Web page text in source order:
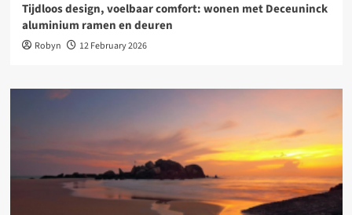
Tijdloos design, voelbaar comfort: wonen met Deceuninck
aluminium ramen en deuren
Robyn 12 February 2026